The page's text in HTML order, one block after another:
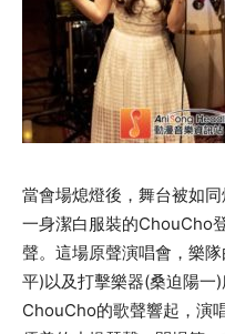
當會場熄燈後，舞台被如
一身潔白服裝的ChouCho
聲。這場原聲演唱會，樂
平)以及打擊樂器(桑迫陽一
ChouCho的歌聲響起，演